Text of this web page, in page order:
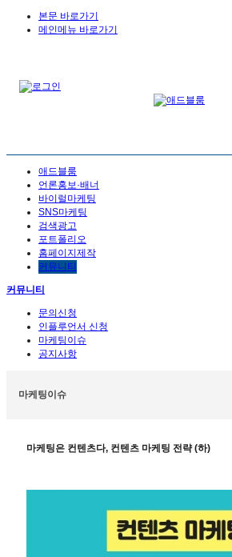
본문 바로가기
메인메뉴 바로가기
애드블룸
언론홍보·배너
바이럴마케팅
SNS마케팅
검색광고
포트폴리오
홈페이지제작
커뮤니티
커뮤니티
문의신청
인플루언서 신청
마케팅이슈
공지사항
마케팅이슈
마케팅은 컨텐츠다, 컨텐츠 마케팅 전략 (하)